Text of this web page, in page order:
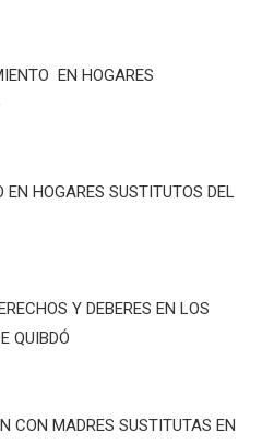
EN HOGARES
EN HOGARES SUSTITUTOS DEL
Y DEBERES EN LOS
QUIBDÓ
CON MADRES SUSTITUTAS EN